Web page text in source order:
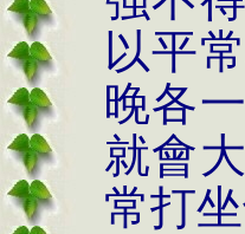
以平
晚各
就會
常打